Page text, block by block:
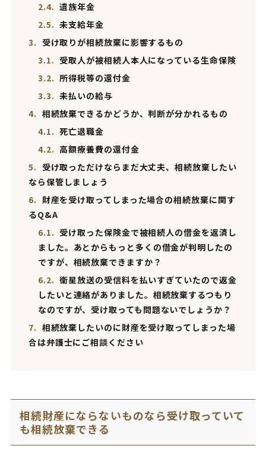
2.4. 遺族年金
2.5. 未支給年金
3. 受け取りが相続放棄に影響するもの
3.1. 受取人が被相続人本人になっている生命保険
3.2. 所得税等の還付金
3.3. 未払いの給与
4. 相続放棄できるかどうか、判断が分かれるもの
4.1. 死亡退職金
4.2. 高額療養費の還付金
5. 受け取っただけならまだ大丈夫、相続放棄したい
なら保管しましょう
6. 財産を受け取ってしまった場合の相続放棄に関す
るQ&A
6.1. 受け取った保険金で被相続人の借金を返済し
ました。あとからもっと多くの借金が判明したの
ですが、相続放棄できますか？
6.2. 衛星放送の受信料を払いすぎていたので返金
したいと連絡がありました。相続放棄するつもり
なのですが、受け取っても問題ないでしょうか？
7. 相続放棄したいのに財産を受け取ってしまった場
合は弁護士にご相談ください
相続財産にならないものなら受け取っていて
も相続放棄できる